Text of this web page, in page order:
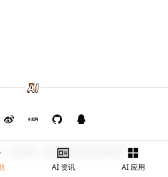
AI 资讯 AI 应用
渝ICP备2024026682号